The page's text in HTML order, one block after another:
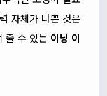
자체가 나쁜 것은
줄 수 있는 이닝 이